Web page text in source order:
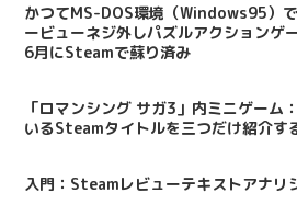
かつてMS-DOS環境（Windows95）
ービューネジ外しパズルアクション
6月にSteamで蘇り済み
「ロマンシング サガ3」内ミニゲーム
いるSteamタイトルを三つだけ紹介す
入門：Steamレビューテキストアナリ